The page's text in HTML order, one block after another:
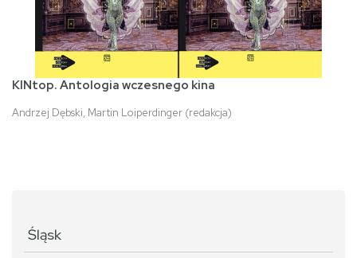
KINtop. Antologia wczesnego kina
Andrzej Dębski, Martin Loiperdinger (redakcja)
Śląsk